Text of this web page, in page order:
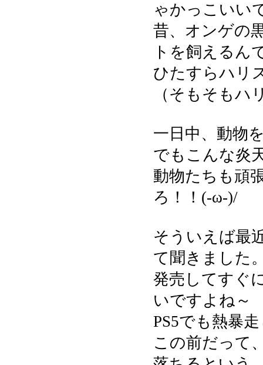
ゃかっこいい
昔、オンゲの
トを飼えるん
ひたすらハリ
（そもそもハ
一日中、動物
でもこんな炎
動物たちも頑
ろ！！(-ω-)/
そういえば最
て聞きました
発売してすぐ
いですよね～
PS5でも熱暴
この前だって